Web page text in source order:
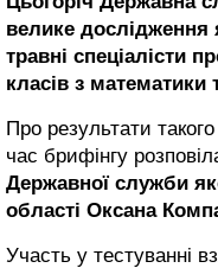
велике дослідження
травні спеціалісти
класів з математики
Про результати
час брифінгу
Державної служби
області Оксана
Участь у тестуванні